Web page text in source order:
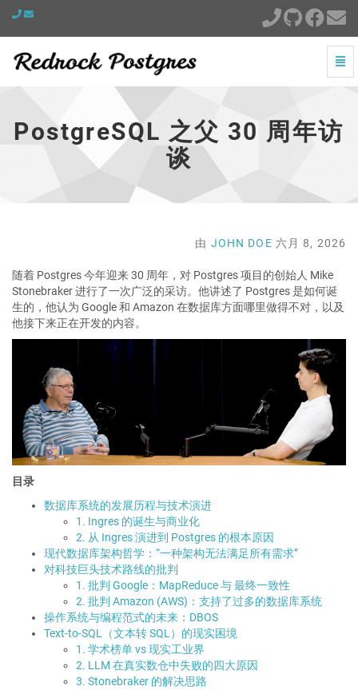
PostgreSQL
30
页
切
换
PostgreSQL 之父 30 周年访
谈
由 JOHN DOE 六月 8, 2026
随着 Postgres 今年迎来 30 周年，对 Postgres 项目的创始人 Mike
Stonebraker 进行了一次广泛的采访。他讲述了 Postgres 是如何诞
生的，他认为 Google 和 Amazon 在数据库方面哪里做得不对，以及
他接下来正在开发的内容。
目录
数据库系统的发展历程与技术演进
1. Ingres 的诞生与商业化
2. 从 Ingres 演进到 Postgres 的根本原因
现代数据库架构哲学：“一种架构无法满足所有需求”
对科技巨头技术路线的批判
1. 批判 Google：MapReduce 与 最终一致性
2. 批判 Amazon (AWS)：支持了过多的数据库系统
操作系统与编程范式的未来：DBOS
Text-to-SQL（文本转 SQL）的现实困境
1. 学术榜单 vs 现实工业界
2. LLM 在真实数仓中失败的四大原因
3. Stonebraker 的解决思路